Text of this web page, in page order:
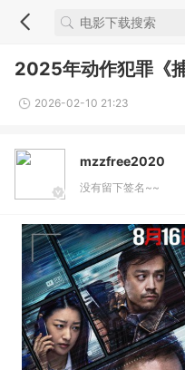
2025年动作犯罪《
2026-02-10 21:23
mzzfree2020
没有留下签名~~